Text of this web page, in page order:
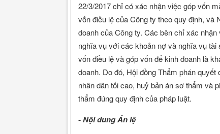
22/3/2017 chỉ có xác nhận việc góp vốn
vốn điều lệ của Công ty theo quy định, và
doanh của Công ty. Các bên chỉ xác
nghĩa vụ với các khoản nợ và nghĩa vụ
vốn điều lệ và góp vốn để kinh doanh là
doanh. Do đó, Hội đồng Thẩm phán
nhân dân tối cao, huỷ bản án sơ thẩm và
thẩm đúng quy định của pháp luật.
- Nội dung Án lệ